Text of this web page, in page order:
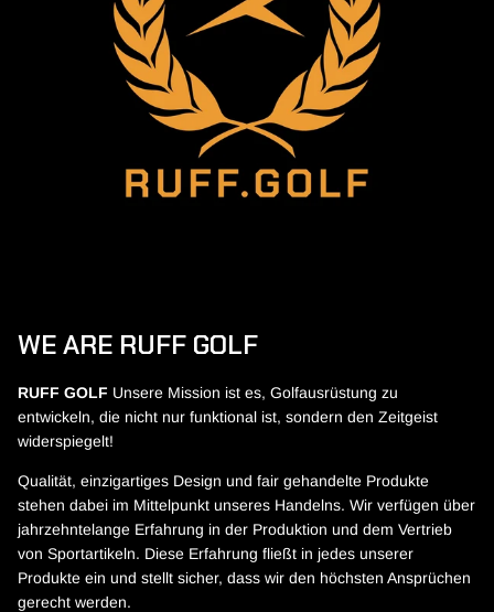
WE ARE RUFF GOLF
RUFF GOLF Unsere Mission ist es, Golfausrüstung zu
entwickeln, die nicht nur funktional ist, sondern den Zeitgeist
widerspiegelt!
Qualität, einzigartiges Design und fair gehandelte Produkte
stehen dabei im Mittelpunkt unseres Handelns. Wir verfügen über
jahrzehntelange Erfahrung in der Produktion und dem Vertrieb
von Sportartikeln. Diese Erfahrung fließt in jedes unserer
Produkte ein und stellt sicher, dass wir den höchsten Ansprüchen
gerecht werden.